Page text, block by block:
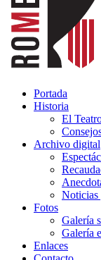
Portada
Historia
El
Archivo digital
Noticias
Fotos
Galería
Galería
Enlaces